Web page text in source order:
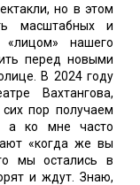
но в этом
масштабных и
«лицом» нашего
перед новыми
В 2024 году
Вахтангова,
пор получаем
а ко мне часто
«когда же вы
мы остались в
и ждут. Знаю,